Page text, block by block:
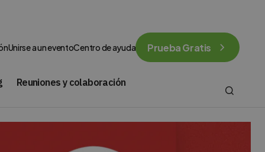
Unirse a un eventoCentro de ayuda Prueba Gratis
Reuniones y colaboración